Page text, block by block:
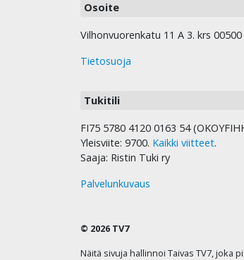
Osoite
Vilhonvuorenkatu 11 A 3. krs 00500
Tietosuoja
Tukitili
FI75 5780 4120 0163 54
Yleisviite: 9700. Kaikki viitteet.
Saaja: Ristin Tuki ry
Palvelunkuvaus
© 2026 TV7
Näitä sivuja hallinnoi Taivas TV7,